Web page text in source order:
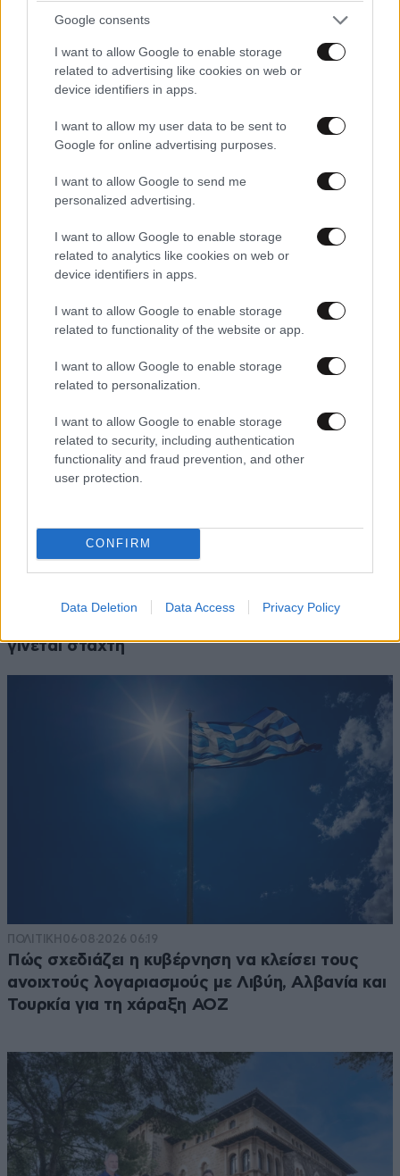
Google consents
I want to allow Google to enable storage
related to advertising like cookies on web or
device identifiers in apps.
I want to allow my user data to be sent to
Google for online advertising purposes.
I want to allow Google to send me
personalized advertising.
I want to allow Google to enable storage
related to analytics like cookies on web or
device identifiers in apps.
I want to allow Google to enable storage
related to functionality of the website or app.
I want to allow Google to enable storage
related to personalization.
I want to allow Google to enable storage
related to security, including authentication
functionality and fraud prevention, and other
user protection.
CONFIRM
Data Deletion Data Access Privacy Policy
LIFESTYLE1 ω. πριν
Μαρία Κορινθίου: «Είμαι πιο ευτυχισμένη από
ποτέ – Ναι, έχω πατήσει φρένο»
ΕΛΛΑΔΑ05·08·2026 21:24
μετακομίσουμε»: Απαρηγόρητη η οικογένεια
γίνεται στάχτη
ΠΟΛΙΤΙΚΗ 06·08·2026 06:19
Πώς σχεδιάζει η κυβέρνηση να κλείσει τους
ανοιχτούς λογαριασμούς με Λιβύη, Αλβανία και
Τουρκία για τη χάραξη ΑΟΖ